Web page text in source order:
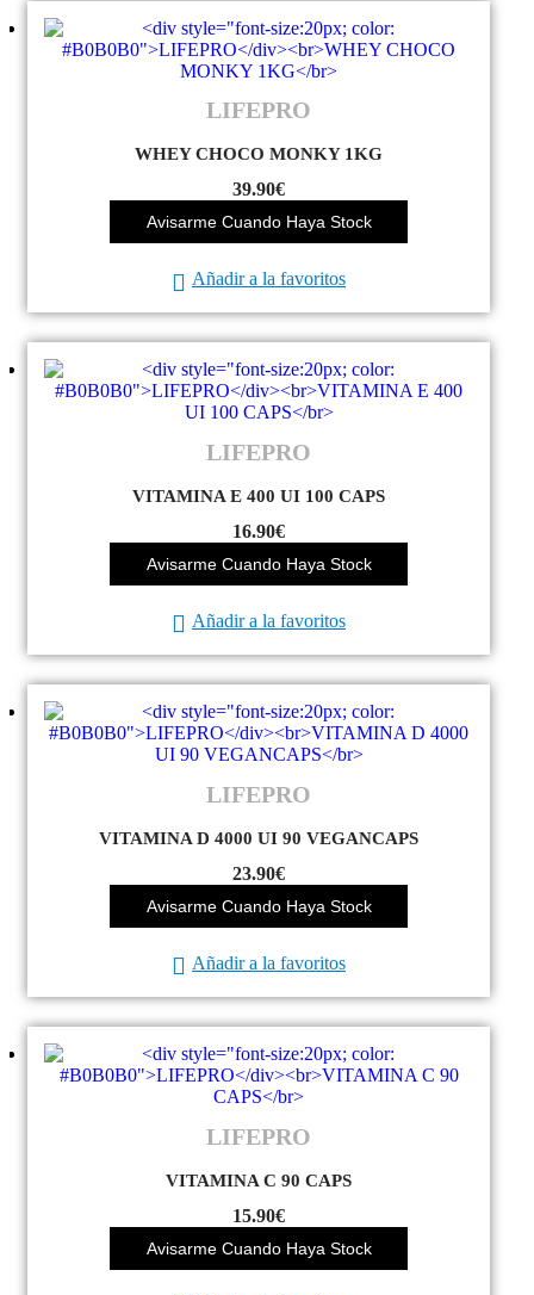
LIFEPRO
WHEY CHOCO MONKY 1KG
39.90€
Avisarme Cuando Haya Stock
Añadir a la favoritos
LIFEPRO
VITAMINA E 400 UI 100 CAPS
16.90€
Avisarme Cuando Haya Stock
Añadir a la favoritos
LIFEPRO
VITAMINA D 4000 UI 90 VEGANCAPS
23.90€
Avisarme Cuando Haya Stock
Añadir a la favoritos
LIFEPRO
VITAMINA C 90 CAPS
15.90€
Avisarme Cuando Haya Stock